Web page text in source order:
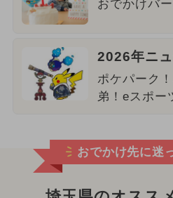
おでかけバ
2026年ニュ
ポケパーク
弟！eスポー
おでかけ先に迷